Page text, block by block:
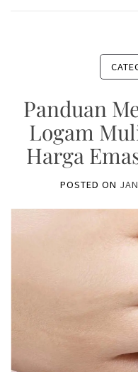
Panduan
Logam
Harga
POSTED ON